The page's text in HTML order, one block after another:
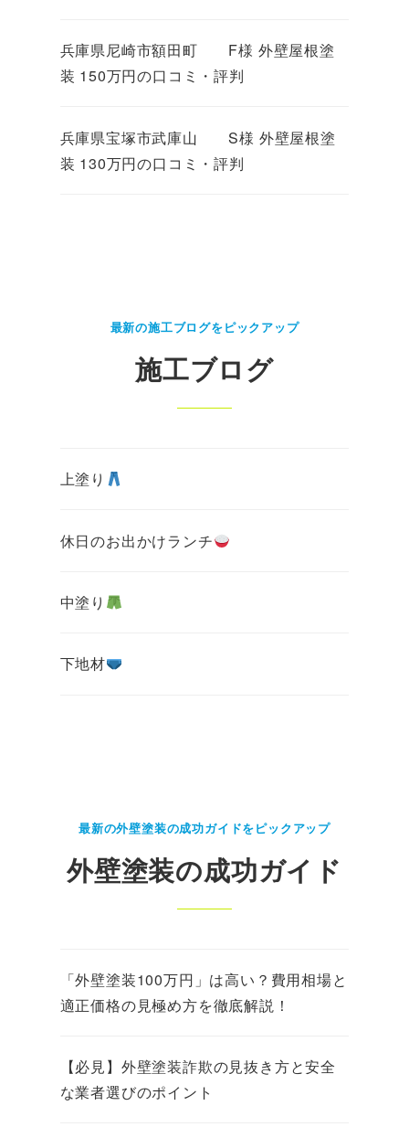
兵庫県尼崎市額田町 F様 外壁屋根塗
装 150万円の口コミ・評判
兵庫県宝塚市武庫山 S様 外壁屋根塗
装 130万円の口コミ・評判
最新の施工ブログをピックアップ
施工ブログ
上塗り
休日のお出かけランチ
中塗り
下地材
最新の外壁塗装の成功ガイドをピックアップ
外壁塗装の成功ガイド
「外壁塗装100万円」は高い？費用相場と
適正価格の見極め方を徹底解説！
【必見】外壁塗装詐欺の見抜き方と安全
な業者選びのポイント